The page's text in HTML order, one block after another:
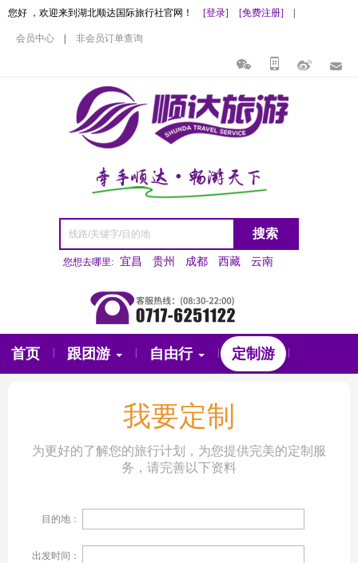
您好 ，欢迎来到湖北顺达国际旅行社官网！ [登录] [免费注册]
会员中心 非会员订单查询
搜索
您想去哪里: 宜昌 贵州 成都 西藏 云南
首页 跟团游 自由行 定制游
我要定制
为更好的了解您的旅行计划，为您提供完美的定制服
务，请完善以下资料
目的地：
出发时间：